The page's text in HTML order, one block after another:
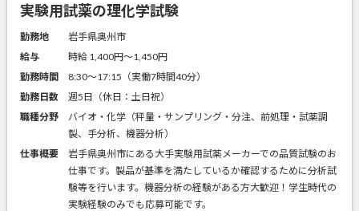
実験用試薬の理化学試験
勤務地
岩手県奥州市
給与
時給 1,400円〜1,450円
勤務時間
8:30～17:15（実働7時間40分）
勤務日数
週5日（休日：土日祝）
職種分野
バイオ・化学（秤量・サンプリング・分注、前処理・試薬調
製、手分析、機器分析）
仕事概要
岩手県奥州市にある大手実験用試薬メーカーでの品質試験のお
仕事です。製品が基準を満たしているか確認するために分析試
験等を行います。機器分析の経験がある方大歓迎！学生時代の
実験経験のみでも応募可能です。